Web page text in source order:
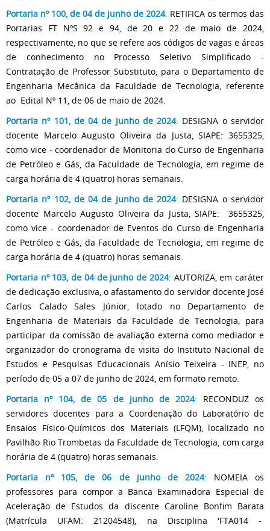
Portaria nº 100, de 04 de junho de 2024: RETIFICA os termos das
Portarias FT NºS 92 e 94, de 20 e 22 de maio de 2024,
respectivamente, no que se refere aos códigos de vagas e áreas
de conhecimento no Processo Seletivo Simplificado -
Contratação de Professor Substituto, para o Departamento de
Engenharia Mecânica da Faculdade de Tecnologia, referente
ao Edital Nº 11, de 06 de maio de 2024.
Portaria nº 101, de 04 de junho de 2024: DESIGNA o servidor
docente Marcelo Augusto Oliveira da Justa, SIAPE: 3655325,
como vice - coordenador de Monitoria do Curso de Engenharia
de Petróleo e Gás, da Faculdade de Tecnologia, em regime de
carga horária de 4 (quatro) horas semanais.
Portaria nº 102, de 04 de junho de 2024: DESIGNA o servidor
docente Marcelo Augusto Oliveira da Justa, SIAPE: 3655325,
como vice - coordenador de Eventos do Curso de Engenharia
de Petróleo e Gás, da Faculdade de Tecnologia, em regime de
carga horária de 4 (quatro) horas semanais.
Portaria nº 103, de 04 de junho de 2024: AUTORIZA, em caráter
de dedicação exclusiva, o afastamento do servidor docente José
Carlos Calado Sales Júnior, lotado no Departamento de
Engenharia de Materiais da Faculdade de Tecnologia, para
participar da comissão de avaliação externa como mediador e
organizador do cronograma de visita do Instituto Nacional de
Estudos e Pesquisas Educacionais Anísio Teixeira - INEP, no
período de 05 a 07 de junho de 2024, em formato remoto.
Portaria nº 104, de 05 de junho de 2024: RECONDUZ os
servidores docentes para a Coordenação do Laboratório de
Ensaios Físico-Químicos dos Materiais (LFQM), localizado no
Pavilhão Rio Trombetas da Faculdade de Tecnologia, com carga
horária de 4 (quatro) horas semanais.
Portaria nº 105, de 06 de junho de 2024: NOMEIA os
professores para compor a Banca Examinadora Especial de
Aceleração de Estudos da discente Caroline Bonfim Barata
(Matrícula UFAM: 21204548), na Disciplina 'FTA014 -